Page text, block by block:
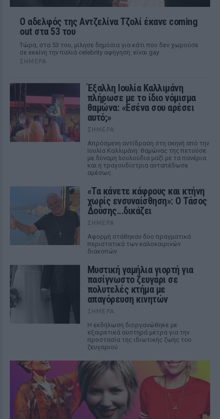
Ο αδελφός της Αντζελίνα Τζολί έκανε coming
out στα 53 του
Τώρα, στα 53 του, μίλησε δημόσια για κάτι που δεν χωρούσε
σε εκείνη την παλιά celebrity αφήγηση: είναι gay
ΣΉΜΕΡΑ
Έξαλλη Ιουλία Καλλιμάνη
πλήρωσε με το ίδιο νόμισμα
θαμώνα: «Εσένα σου αρέσει
αυτό;»
ΣΉΜΕΡΑ
Απρόσμενη αντίδραση στη σκηνή από την
Ιουλία Καλλιμάνη: θαμώνας της πετούσε
με δύναμη λουλούδια μαζί με τα πανέρια
και η τραγουδίστρια ανταπέδωσε
αμέσως.
«Τα κάνετε κάφρους και κτήνη
χωρίς ενσυναίσθηση»: Ο Τάσος
Δούσης...δικάζει
ΣΉΜΕΡΑ
Αφορμή στάθηκαν δύο πραγματικά
περιστατικά των καλοκαιρινών
διακοπών
Μυστική γαμήλια γιορτή για
πασίγνωστο ζευγάρι σε
πολυτελές κτήμα με
απαγόρευση κινητών
ΣΉΜΕΡΑ
Η εκδήλωση διοργανώθηκε με
εξαιρετικά αυστηρά μέτρα για την
προστασία της ιδιωτικής ζωής του
ζευγαριού